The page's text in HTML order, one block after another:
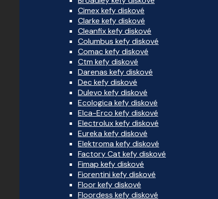
Cimex kefy diskové
Clarke kefy diskové
Cleanfix kefy diskové
Columbus kefy diskové
Comac kefy diskové
Ctm kefy diskové
Darenas kefy diskové
Dec kefy diskové
Dulevo kefy diskové
Ecologica kefy diskové
Elca-Erco kefy diskové
Electrolux kefy diskové
Eureka kefy diskové
Elektroma kefy diskové
Factory Cat kefy diskové
Fimap kefy diskové
Fiorentini kefy diskové
Floor kefy diskové
Floordess kefy diskové